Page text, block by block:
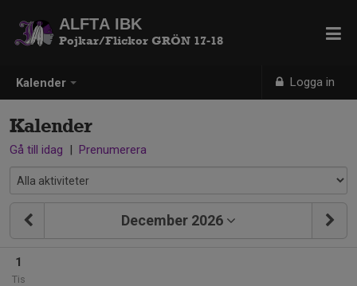
Kalender Logga in
ALFTA IBK
Pojkar/Flickor GRÖN 17-18
Kalender
Gå till idag | Prenumerera
December 2026
1
Tis